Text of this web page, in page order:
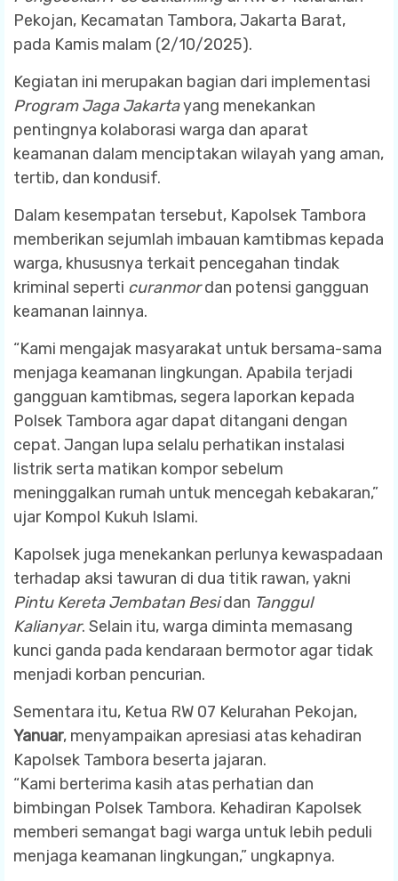
Pekojan, Kecamatan Tambora, Jakarta Barat,
pada Kamis malam (2/10/2025).
Kegiatan ini merupakan bagian dari implementasi
Program Jaga Jakartayang menekankan
pentingnya kolaborasi warga dan aparat
keamanan dalam menciptakan wilayah yang aman,
tertib, dan kondusif.
Dalam kesempatan tersebut, Kapolsek Tambora
memberikan sejumlah imbauan kamtibmas kepada
warga, khususnya terkait pencegahan tindak
kriminal seperti curanmordan potensi gangguan
keamanan lainnya.
“Kami mengajak masyarakat untuk bersama-sama
menjaga keamanan lingkungan. Apabila terjadi
gangguan kamtibmas, segera laporkan kepada
Polsek Tambora agar dapat ditangani dengan
cepat. Jangan lupa selalu perhatikan instalasi
listrik serta matikan kompor sebelum
meninggalkan rumah untuk mencegah kebakaran,”
ujar Kompol Kukuh Islami.
Kapolsek juga menekankan perlunya kewaspadaan
terhadap aksi tawuran di dua titik rawan, yakni
Pintu Kereta Jembatan Besidan Tanggul
Kalianyar. Selain itu, warga diminta memasang
kunci ganda pada kendaraan bermotor agar tidak
menjadi korban pencurian.
Sementara itu, Ketua RW 07 Kelurahan Pekojan,
Yanuar, menyampaikan apresiasi atas kehadiran
Kapolsek Tambora beserta jajaran.
“Kami berterima kasih atas perhatian dan
bimbingan Polsek Tambora. Kehadiran Kapolsek
memberi semangat bagi warga untuk lebih peduli
menjaga keamanan lingkungan,” ungkapnya.